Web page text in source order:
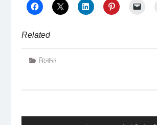
Related
বিনোদন